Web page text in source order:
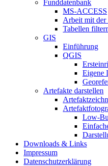
Funddatenbank
MS-ACCESS
Arbeit mit der
Tabellen
GIS
Einführung
QGIS
Eigene
Artefakte darstellen
Low-
Downloads & Links
Impressum
Datenschutzerklärung